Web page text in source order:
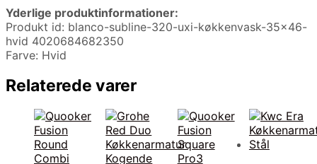
Yderlige produktinformationer:
Produkt id: blanco-subline-320-uxi-køkkenvask-35×46-
hvid 4020684682350
Farve: Hvid
Relaterede varer